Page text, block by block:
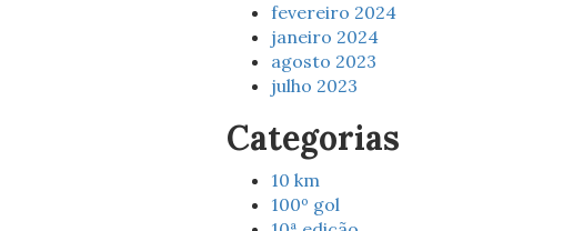
fevereiro 2024
janeiro 2024
agosto 2023
julho 2023
Categorias
10 km
100º gol